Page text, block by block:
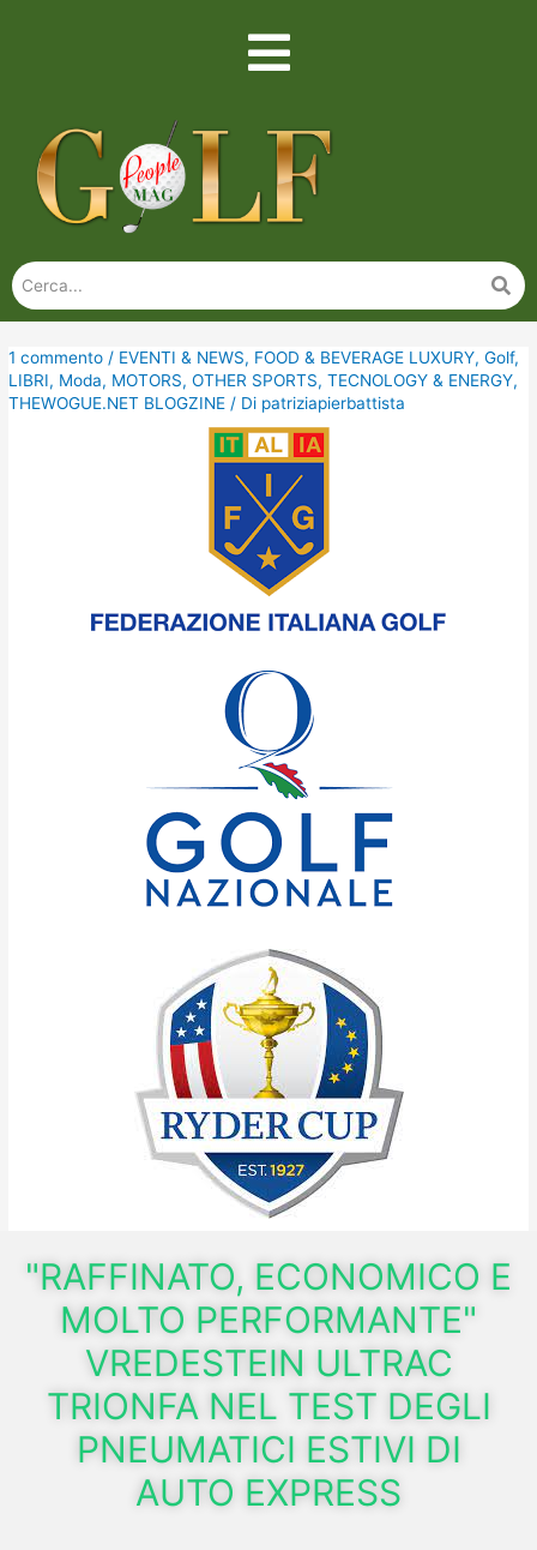
1 commento / EVENTI & NEWS, FOOD & BEVERAGE LUXURY,Golf,
LIBRI, Moda, MOTORS,OTHER SPORTS,TECNOLOGY & ENERGY,
THEWOGUE.NET BLOGZINE / Di patriziapierbattista
"RAFFINATO, ECONOMICO E
MOLTO PERFORMANTE"
VREDESTEIN ULTRAC
TRIONFA NEL TEST DEGLI
PNEUMATICI ESTIVI DI
AUTO EXPRESS